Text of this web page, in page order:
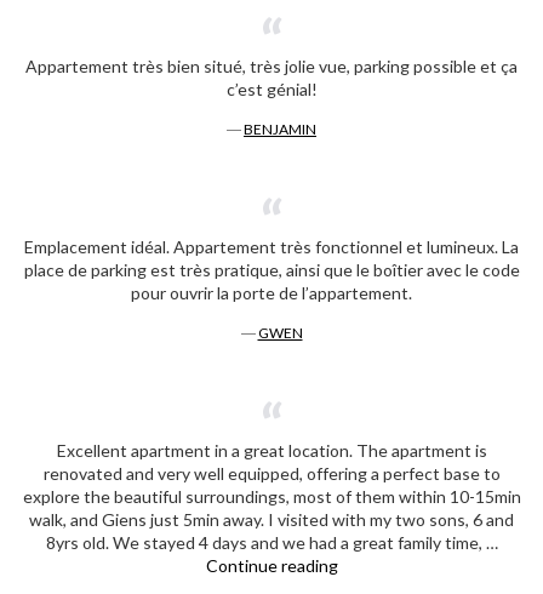
Appartement très bien situé, très jolie vue, parking possible et ça
c’est génial!
―BENJAMIN
Emplacement idéal. Appartement très fonctionnel et lumineux. La
place de parking est très pratique, ainsi que le boîtier avec le code
pour ouvrir la porte de l’appartement.
―GWEN
Excellent apartment in a great location. The apartment is
renovated and very well equipped, offering a perfect base to
explore the beautiful surroundings, most of them within 10-15min
walk, and Giens just 5min away. I visited with my two sons, 6 and
8yrs old. We stayed 4 days and we had a great family time, …
Continue reading« Max »